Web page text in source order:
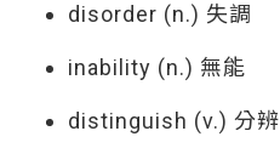
disorder (n.) 失調
inability (n.) 無能
distinguish (v.) 分辨